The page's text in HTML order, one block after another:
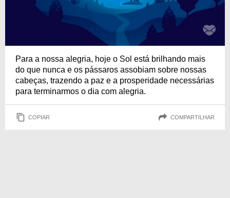
Para a nossa alegria, hoje o Sol está brilhando mais
do que nunca e os pássaros assobiam sobre nossas
cabeças, trazendo a paz e a prosperidade necessárias
para terminarmos o dia com alegria.
COPIAR COMPARTILHAR